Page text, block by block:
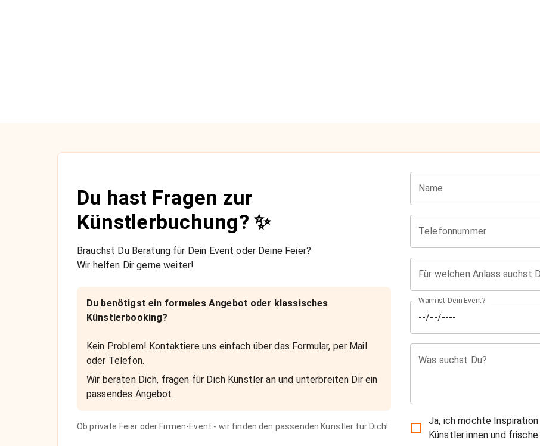
Du hast Fragen zur
Künstlerbuchung? ✨
Brauchst Du Beratung für Dein Event oder Deine Feier?
Wir helfen Dir gerne weiter!
Du benötigst ein formales Angebot oder klassisches
Künstlerbooking?
Kein Problem! Kontaktiere uns einfach über das Formular, per Mail
oder Telefon.
Wir beraten Dich, fragen für Dich Künstler an und unterbreiten Dir ein
passendes Angebot.
Ob private Feier oder Firmen-Event - wir finden den passenden Künstler für Dich!
Name
Telefonnummer
Für welchen Anlass suchst
Wann ist Dein Event?
Was suchst Du?
Ja, ich möchte
Künstler:innen und